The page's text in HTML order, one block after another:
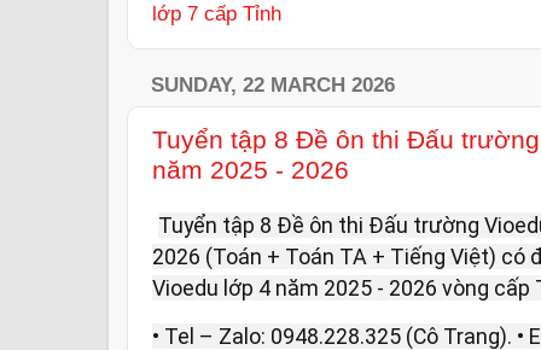
lớp 7 cấp Tỉnh
SUNDAY, 22 MARCH 2026
Tuyển tập 8 Đề ôn thi Đấu
năm 2025 - 2026
Tuyển tập 8 Đề ôn thi Đấu trường
2026 (Toán + Toán TA + Tiếng Việt) có
Vioedu lớp 4 năm 2025 - 2026 vòng cấp
• Tel – Zalo: 0948.228.325 (Cô Trang). •